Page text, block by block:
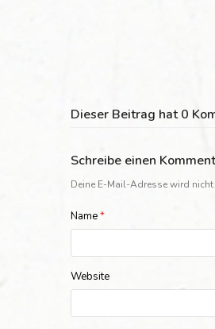
Dieser Beitrag hat 0
Schreibe einen
Deine E-Mail-Adresse wird
Name*
Website